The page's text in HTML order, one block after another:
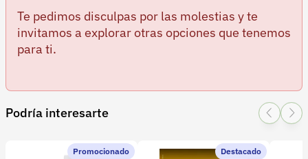
Te pedimos disculpas por las molestias y te
invitamos a explorar otras opciones que tenemos
para ti.
Podría interesarte
Promocionado Destacado
Política de devoluciones
Política de privacidad
Recuperar contraseña